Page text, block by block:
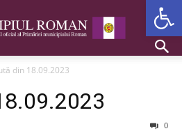
din 18.09.2023
0